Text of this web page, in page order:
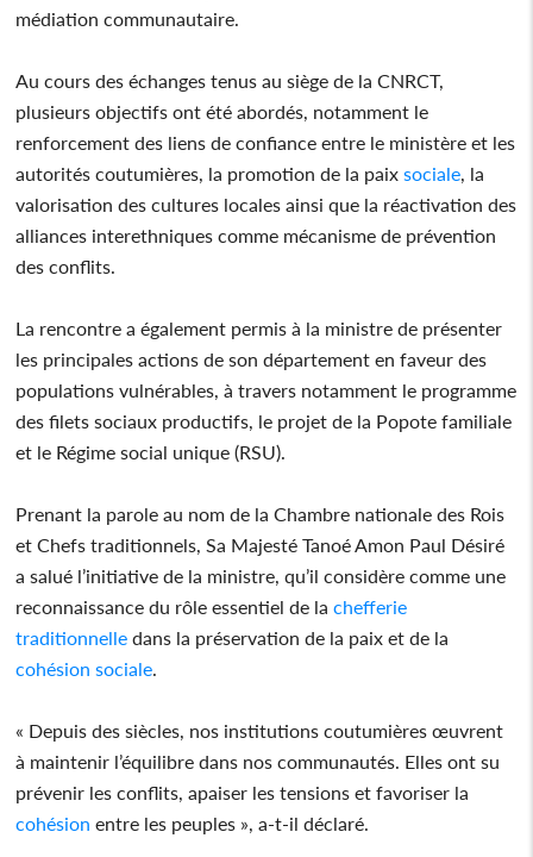
médiation communautaire.
Au cours des échanges tenus au siège de la CNRCT,
plusieurs objectifs ont été abordés, notamment le
renforcement des liens de confiance entre le ministère et les
autorités coutumières, la promotion de la paix sociale, la
valorisation des cultures locales ainsi que la réactivation des
alliances interethniques comme mécanisme de prévention
des conflits.
La rencontre a également permis à la ministre de présenter
les principales actions de son département en faveur des
populations vulnérables, à travers notamment le programme
des filets sociaux productifs, le projet de la Popote familiale
et le Régime social unique (RSU).
Prenant la parole au nom de la Chambre nationale des Rois
et Chefs traditionnels, Sa Majesté Tanoé Amon Paul Désiré
a salué l’initiative de la ministre, qu’il considère comme une
reconnaissance du rôle essentiel de la chefferie
traditionnelle dans la préservation de la paix et de la
cohésion sociale.
« Depuis des siècles, nos institutions coutumières œuvrent
à maintenir l’équilibre dans nos communautés. Elles ont su
prévenir les conflits, apaiser les tensions et favoriser la
cohésion entre les peuples », a-t-il déclaré.